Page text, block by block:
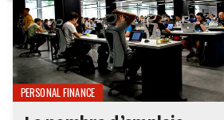
PERSONAL FINANCE